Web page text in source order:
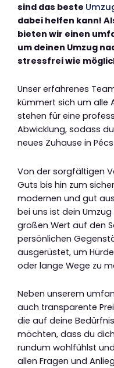
sind das beste
dabei helfen kann!
bieten wir einen
um deinen Umzug
stressfrei wie
Unser erfahrenes
kümmert sich um alle
stehen für eine
Abwicklung, sodass
neues Zuhause in
Von der sorgfältigen
Guts bis hin zum
modernen und gut
bei uns ist dein
großen Wert auf den
persönlichen
ausgerüstet, um
oder lange Wege zu
Neben unserem
auch transparente
die auf deine
möchten, dass du
rundum wohlfühlst
allen Fragen und